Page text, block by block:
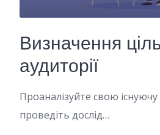
Визначення
аудиторії
Проаналізуйте свою існуючу
проведіть дослід…